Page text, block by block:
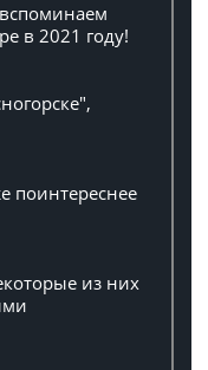
вспоминаем
в 2021 году!
поинтереснее
из них